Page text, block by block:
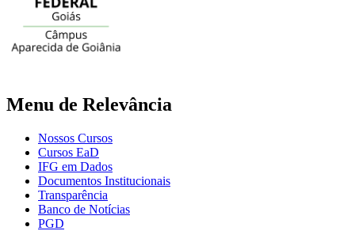
Menu de Relevância
Nossos Cursos
Cursos EaD
IFG em Dados
Documentos Institucionais
Transparência
Banco de Notícias
PGD